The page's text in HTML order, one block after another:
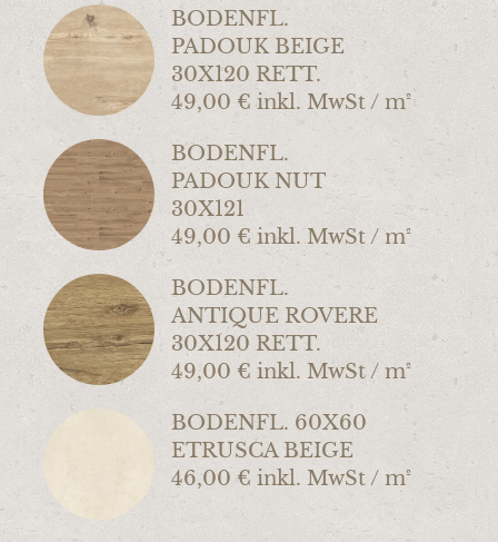
BODENFL.
PADOUK BEIGE
30X120 RETT.
49,00 € inkl. MwSt / m²
BODENFL.
PADOUK NUT
30X121
49,00 € inkl. MwSt / m²
BODENFL.
ANTIQUE ROVERE
30X120 RETT.
49,00 € inkl. MwSt / m²
BODENFL. 60X60
ETRUSCA BEIGE
46,00 € inkl. MwSt / m²